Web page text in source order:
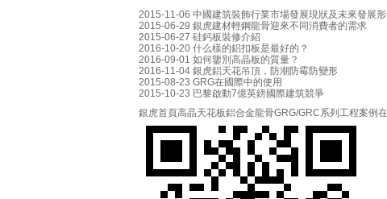
2015-11-06 中國建筑裝飾行業市場發展現狀及未來發展
2015-06-29 銀虎建材輕鋼龍骨迎來不同消費者的需求
2015-06-27 硅鈣板裝修介紹
2016-10-20 什么樣的鋁扣板是最好的？
2016-09-01 如何鑒別高晶板的質量？
2016-11-04 銀虎鋁天花吊頂，防潮防霉防變形
2015-08-23 GRG在國際中的使用
2015-10-23 巴黎啟動7億英鎊國際建筑競爭
銀虎首頁高晶天花板鋁合金龍骨GRG/GRC系列工程案例